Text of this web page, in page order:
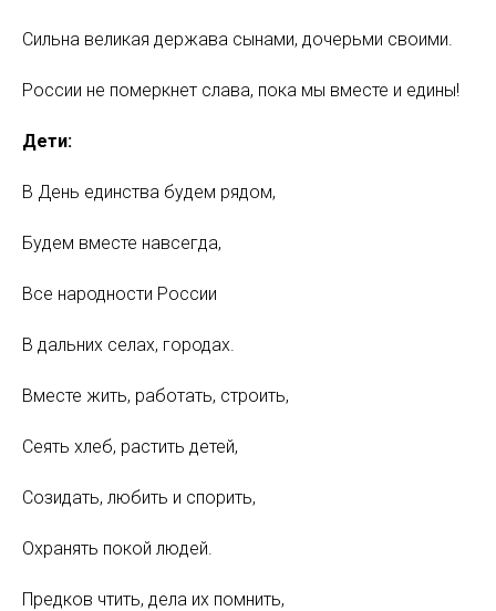
Сильна великая держава сынами, дочерьми своими.
России не померкнет слава, пока мы вместе и едины!
Дети:
В День единства будем рядом,
Будем вместе навсегда,
Все народности России
В дальних селах, городах.
Вместе жить, работать, строить,
Сеять хлеб, растить детей,
Созидать, любить и спорить,
Охранять покой людей.
Предков чтить, дела их помнить,